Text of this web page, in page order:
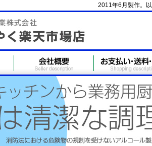
2011年6月製作。